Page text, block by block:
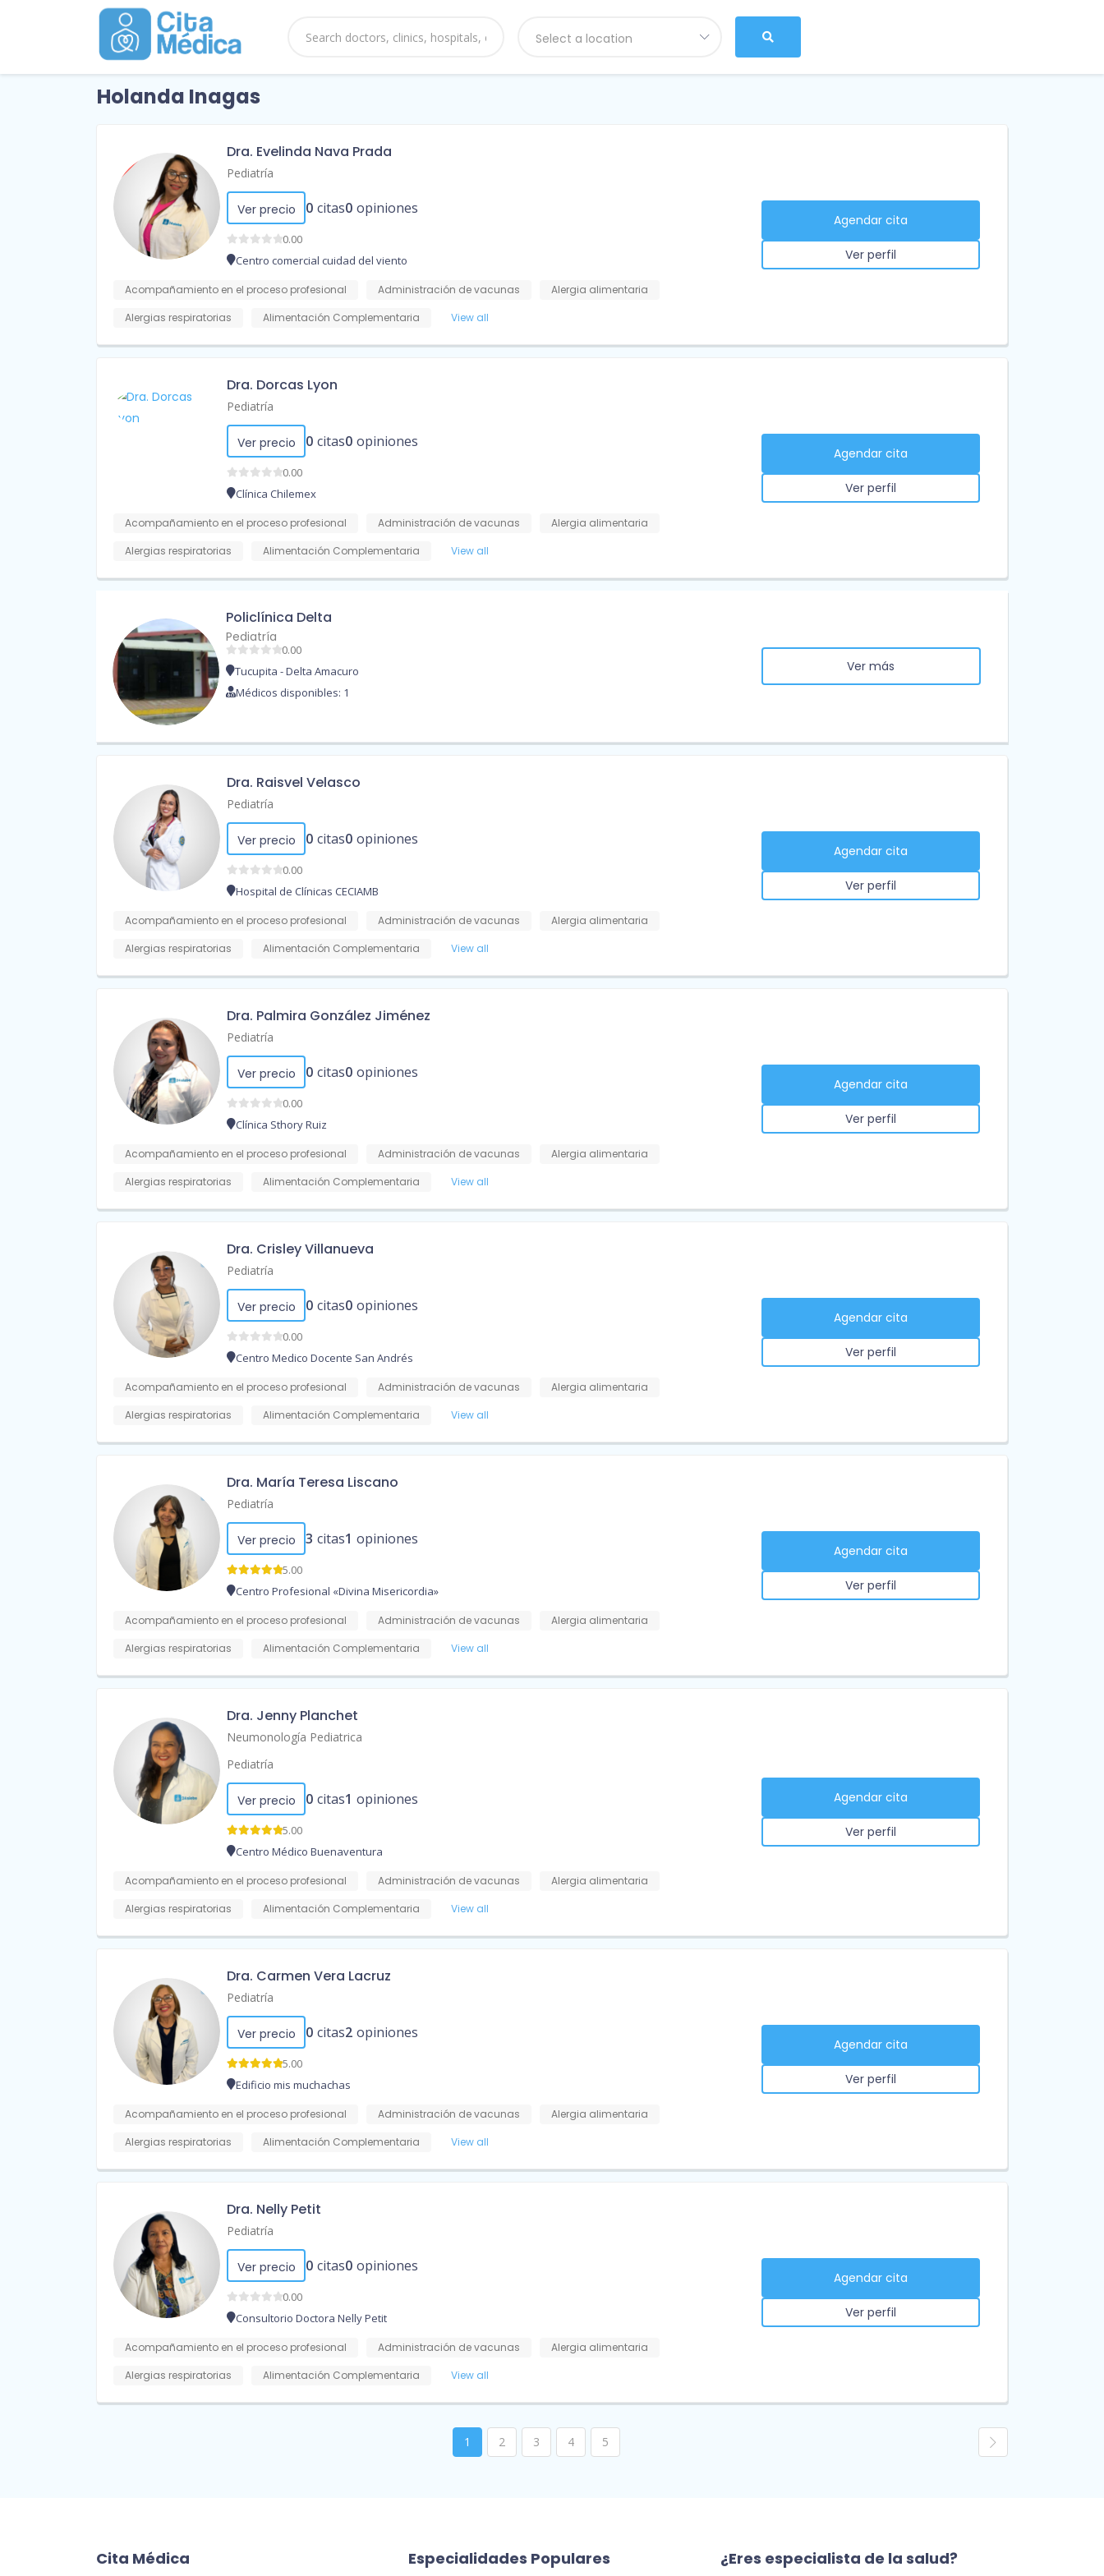
Select a location
Holanda Inagas
Dra. Evelinda Nava Prada
Pediatría
Ver precio 0 citas0 opiniones
0.00
Centro comercial cuidad del viento
Acompañamiento en el proceso profesional Administración de vacunas
Alergia alimentaria
Alergias respiratorias
Alimentación Complementaria View all
Agendar cita
Ver perfil
Dra. Dorcas Lyon
Pediatría
Ver precio 0 citas0 opiniones
0.00
Clínica Chilemex
Acompañamiento en el proceso profesional Administración de vacunas
Alergia alimentaria
Alergias respiratorias
Alimentación Complementaria View all
Agendar cita
Ver perfil
Policlínica Delta
Pediatría
0.00
Tucupita - Delta Amacuro
Médicos disponibles: 1
Ver más
Dra. Raisvel Velasco
Pediatría
Ver precio 0 citas0 opiniones
0.00
Hospital de Clínicas CECIAMB
Acompañamiento en el proceso profesional Administración de vacunas
Alergia alimentaria
Alergias respiratorias
Alimentación Complementaria View all
Agendar cita
Ver perfil
Dra. Palmira González Jiménez
Pediatría
Ver precio 0 citas0 opiniones
0.00
Clínica Sthory Ruiz
Acompañamiento en el proceso profesional Administración de vacunas
Alergia alimentaria
Alergias respiratorias
Alimentación Complementaria View all
Agendar cita
Ver perfil
Dra. Crisley Villanueva
Pediatría
Ver precio 0 citas0 opiniones
0.00
Centro Medico Docente San Andrés
Acompañamiento en el proceso profesional Administración de vacunas
Alergia alimentaria
Alergias respiratorias
Alimentación Complementaria View all
Agendar cita
Ver perfil
Dra. María Teresa Liscano
Pediatría
Ver precio 3 citas1 opiniones
5.00
Centro Profesional «Divina Misericordia»
Acompañamiento en el proceso profesional Administración de vacunas
Alergia alimentaria
Alergias respiratorias
Alimentación Complementaria View all
Agendar cita
Ver perfil
Dra. Jenny Planchet
Neumonología Pediatrica
Pediatría
Ver precio 0 citas1 opiniones
5.00
Centro Médico Buenaventura
Acompañamiento en el proceso profesional Administración de vacunas
Alergia alimentaria
Alergias respiratorias
Alimentación Complementaria View all
Agendar cita
Ver perfil
Dra. Carmen Vera Lacruz
Pediatría
Ver precio 0 citas2 opiniones
5.00
Edificio mis muchachas
Acompañamiento en el proceso profesional Administración de vacunas
Alergia alimentaria
Alergias respiratorias
Alimentación Complementaria View all
Agendar cita
Ver perfil
Dra. Nelly Petit
Pediatría
Ver precio 0 citas0 opiniones
0.00
Consultorio Doctora Nelly Petit
Acompañamiento en el proceso profesional Administración de vacunas
Alergia alimentaria
Alergias respiratorias
Alimentación Complementaria View all
Agendar cita
Ver perfil
1 2 3 4 5
Cita Médica Especialidades Populares ¿Eres especialista de la salud?